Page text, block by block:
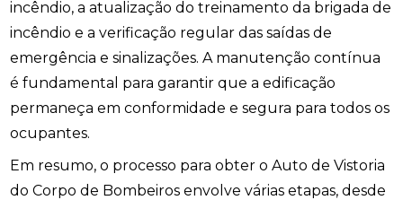
incêndio, a atualização do treinamento da brigada de
incêndio e a verificação regular das saídas de
emergência e sinalizações. A manutenção contínua
é fundamental para garantir que a edificação
permaneça em conformidade e segura para todos os
ocupantes.
Em resumo, o processo para obter o Auto de Vistoria
do Corpo de Bombeiros envolve várias etapas, desde